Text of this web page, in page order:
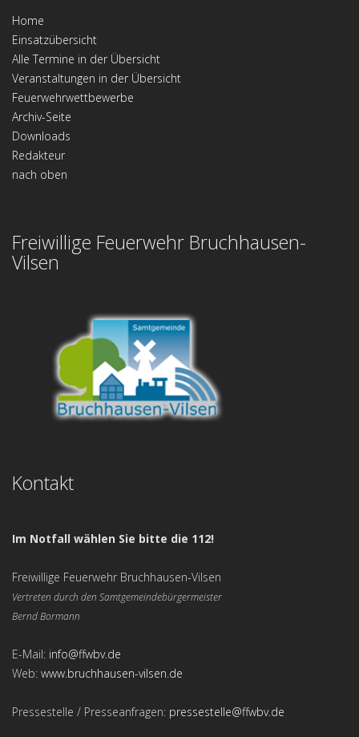
Home
Einsatzübersicht
Alle Termine in der Übersicht
Veranstaltungen in der Übersicht
Feuerwehrwettbewerbe
Archiv-Seite
Downloads
Redakteur
nach oben
Freiwillige Feuerwehr Bruchhausen-
Vilsen
Kontakt
Im Notfall wählen Sie bitte die 112!
Freiwillige Feuerwehr Bruchhausen-Vilsen
Vertreten durch den Samtgemeindebürgermeister
Bernd Bormann
E-Mail: info@ffwbv.de
Web: www.bruchhausen-vilsen.de
Pressestelle / Presseanfragen: pressestelle@ffwbv.de